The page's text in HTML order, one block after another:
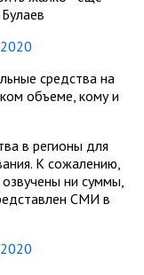
средства на
объеме, кому и
в регионы для
К сожалению,
ни суммы,
СМИ в